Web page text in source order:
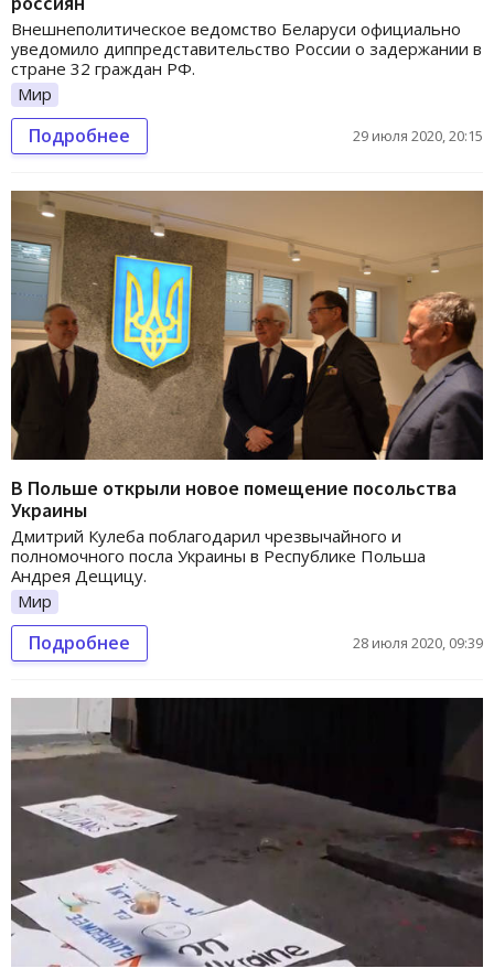
Внешнеполитическое ведомство Беларуси официально
уведомило диппредставительство России о задержании в
стране 32 граждан РФ.
Мир
Подробнее 29 июля 2020, 20:15
В Польше открыли новое помещение посольства
Украины
Дмитрий Кулеба поблагодарил чрезвычайного и
полномочного посла Украины в Республике Польша
Андрея Дещицу.
Мир
Подробнее 28 июля 2020, 09:39